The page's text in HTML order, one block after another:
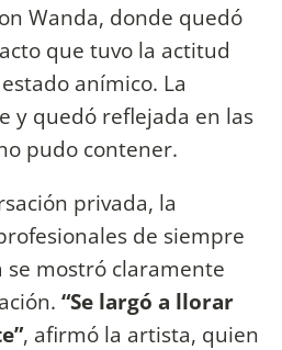
Wanda, donde quedó
que tuvo la actitud
anímico. La
y quedó reflejada en las
pudo contener.
privada, la
de siempre
se mostró claramente
“Se largó a llorar
, afirmó la artista, quien